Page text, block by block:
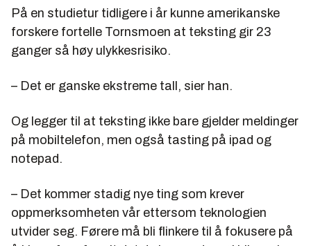
På en studietur tidligere i år kunne amerikanske
forskere fortelle Tornsmoen at teksting gir 23
ganger så høy ulykkesrisiko.
– Det er ganske ekstreme tall, sier han.
Og legger til at teksting ikke bare gjelder meldinger
på mobiltelefon, men også tasting på ipad og
notepad.
– Det kommer stadig nye ting som krever
oppmerksomheten vår ettersom teknologien
utvider seg. Førere må bli flinkere til å fokusere på